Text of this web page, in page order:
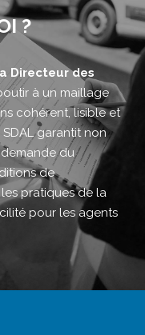
?
Directeur des
à un maillage
cohérent, lisible et
garantit non
du
de
pratiques de la
pour les agents